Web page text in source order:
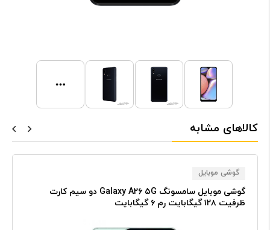
کالاهای مشابه
گوشی موبایل
گوشی موبایل سامسونگ Galaxy A۲۶ ۵G دو سیم کارت
ظرفیت ۱۲۸ گیگابایت رم ۶ گیگابایت